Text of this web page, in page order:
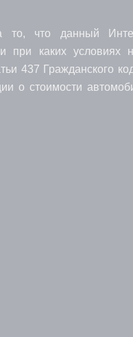
что данный
при каких условиях
437 Гражданского
о стоимости